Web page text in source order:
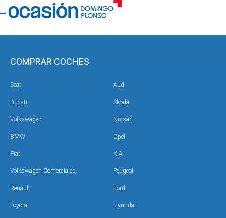
COMPRAR COCHES
Seat Audi
Ducati Škoda
Volkswagen Nissan
BMW Opel
Fiat KIA
Volkswagen Comerciales Peugeot
Renault Ford
Toyota Hyundai